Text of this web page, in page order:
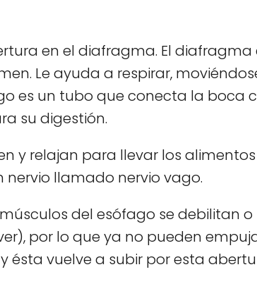
en el diafragma. El diafragma
Le ayuda a respirar,
es un tubo que conecta la boca
su digestión.
y relajan para llevar los
nervio llamado nervio vago.
del esófago se debilitan
por lo que ya no pueden
vuelve a subir por esta